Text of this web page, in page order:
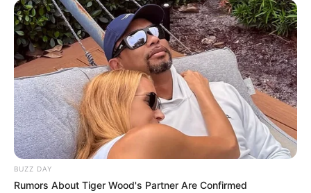
06:41 Brasil,Homem,Notícia
BUZZ DAY
Rumors About Tiger Wood's Partner Are Confirmed